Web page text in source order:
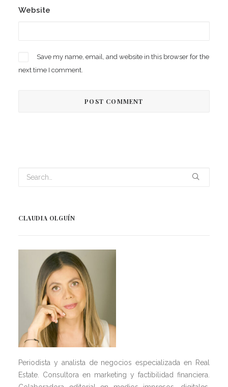
Website
Save my name, email, and website in this browser for the
next time I comment.
CLAUDIA OLGUÍN
Periodista y analista de negocios especializada en Real
Estate. Consultora en marketing y factibilidad financiera.